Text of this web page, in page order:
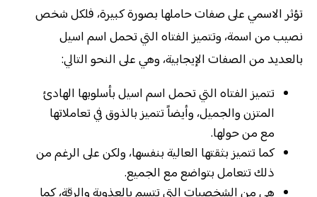
تؤثر الاسمي على صفات حاملها بصورة كبيرة، فلكل شخص
نصيب من اسمة، وتتميز الفتاه التي تحمل اسم اسيل
بالعديد من الصفات الإيجابية، وهي على النحو التالي:
تتميز الفتاه التي تحمل اسم اسيل بأسلوبها الهادئ
المتزن والجميل، وأيضاً تتميز بالذوق في تعاملاتها
مع من حولها.
كما تتميز بثقتها العالية بنفسها، ولكن على الرغم من
ذلك تتعامل بتواضع مع الجميع.